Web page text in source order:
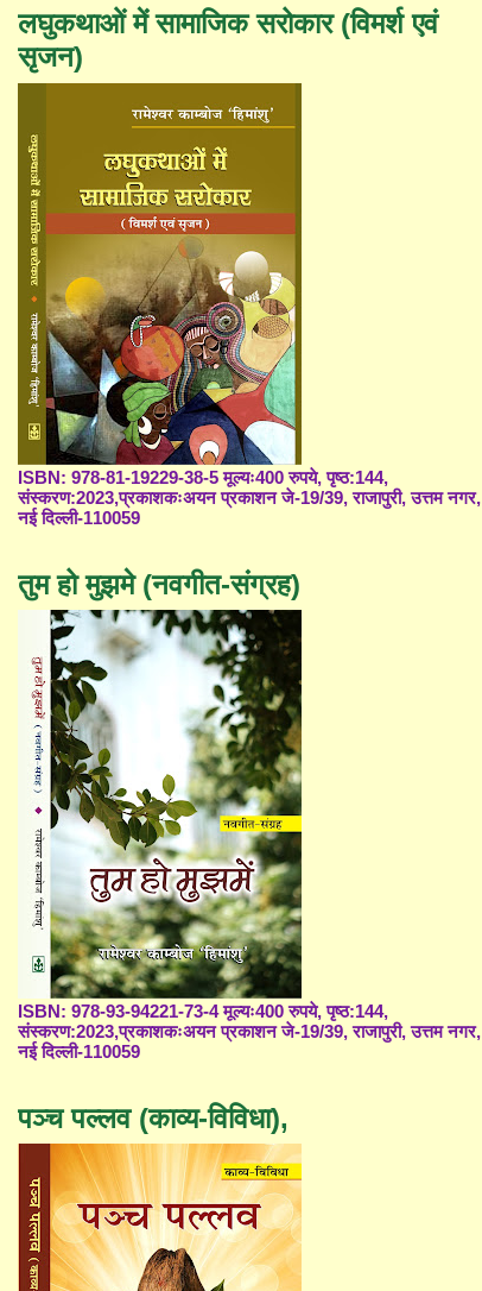
लघुकथाओं में सामाजिक सरोकार (विमर्श एवं
सृजन)
ISBN: 978-81-19229-38-5 मूल्यः400 रुपये, पृष्ठ:144,
संस्करण:2023,प्रकाशकःअयन प्रकाशन जे-19/39, राजापुरी, उत्तम नगर,
नई दिल्ली-110059
तुम हो मुझमे (नवगीत-संग्रह)
ISBN: 978-93-94221-73-4 मूल्यः400 रुपये, पृष्ठ:144,
संस्करण:2023,प्रकाशकःअयन प्रकाशन जे-19/39, राजापुरी, उत्तम नगर,
नई दिल्ली-110059
पञ्च पल्लव (काव्य-विविधा),